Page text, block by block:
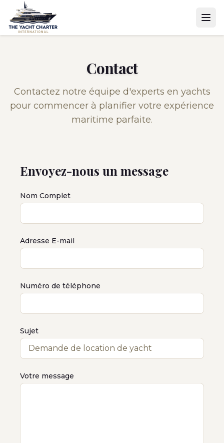
Contact
Contactez notre équipe d'experts en yachts
pour commencer à planifier votre expérience
maritime parfaite.
Envoyez-nous un message
Nom Complet
Adresse E-mail
Numéro de téléphone
Sujet
Votre message